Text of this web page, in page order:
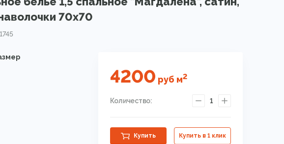
70х70
4200 руб м2
Количество: 1
Купить Купить в 1 клик